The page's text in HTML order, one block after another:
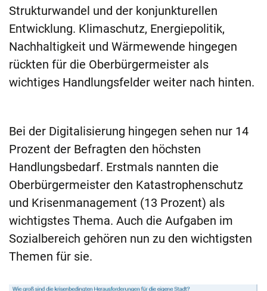
Strukturwandel und der konjunkturellen
Entwicklung. Klimaschutz, Energiepolitik,
Nachhaltigkeit und Wärmewende hingegen
rückten für die Oberbürgermeister als
wichtiges Handlungsfelder weiter nach hinten.
Bei der Digitalisierung hingegen sehen nur 14
Prozent der Befragten den höchsten
Handlungsbedarf. Erstmals nannten die
Oberbürgermeister den Katastrophenschutz
und Krisenmanagement (13 Prozent) als
wichtigstes Thema. Auch die Aufgaben im
Sozialbereich gehören nun zu den wichtigsten
Themen für sie.